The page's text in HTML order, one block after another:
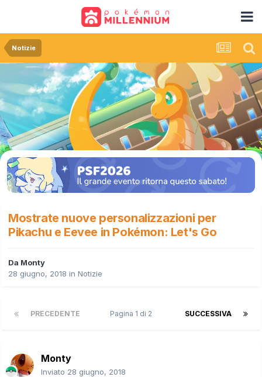
Notizie
Mostrate nuove personalizzazioni per
Pikachu e Eevee in Pokémon: Let's Go
Da Monty
28 giugno, 2018 in Notizie
PRECEDENTE SUCCESSIVA
Pagina 1 di 2
Monty
Inviato 28 giugno, 2018